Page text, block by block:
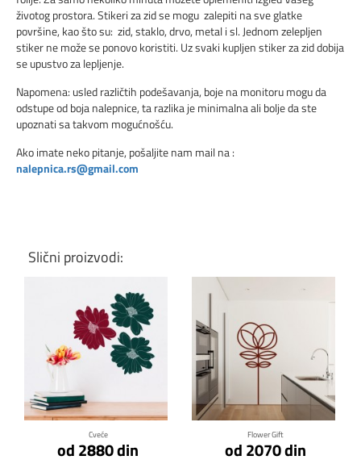
životog prostora. Stikeri za zid se mogu zalepiti na sve glatke
površine, kao što su: zid, staklo, drvo, metal i sl. Jednom zelepljen
stiker ne može se ponovo koristiti. Uz svaki kupljen stiker za zid dobija
se upustvo za lepljenje.
Napomena: usled različtih podešavanja, boje na monitoru mogu da
odstupe od boja nalepnice, ta razlika je minimalna ali bolje da ste
upoznati sa takvom mogućnošću.
Ako imate neko pitanje, pošaljite nam mail na :
nalepnica.rs@gmail.com
Slični proizvodi:
Cveće
od 2880 din
Klikni za detalje
Flower Gift
od 2070 din
Klikni za detalje